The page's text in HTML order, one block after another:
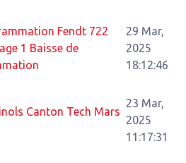
Fendt 722
1 Baisse de
29 Mar,
2025
18:12:46
Canton Tech Mars
23 Mar,
2025
11:17:31